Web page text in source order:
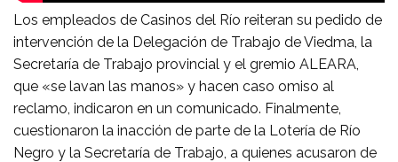
Los empleados de Casinos del Río reiteran su pedido de
intervención de la Delegación de Trabajo de Viedma, la
Secretaría de Trabajo provincial y el gremio ALEARA,
que «se lavan las manos» y hacen caso omiso al
reclamo, indicaron en un comunicado. Finalmente,
cuestionaron la inacción de parte de la Lotería de Río
Negro y la Secretaría de Trabajo, a quienes acusaron de